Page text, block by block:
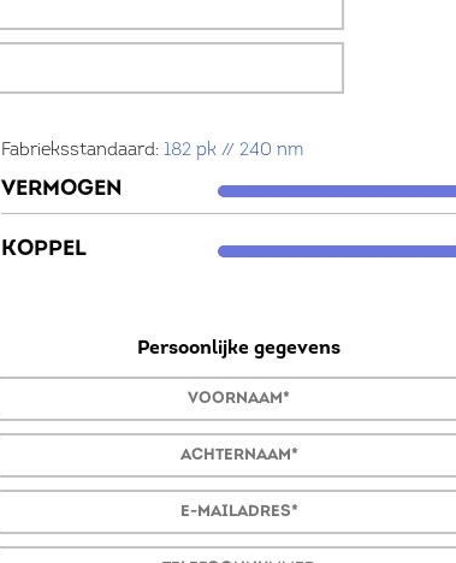
Fabrieksstandaard: 182 pk // 240 nm
VERMOGEN
KOPPEL
Persoonlijke gegevens